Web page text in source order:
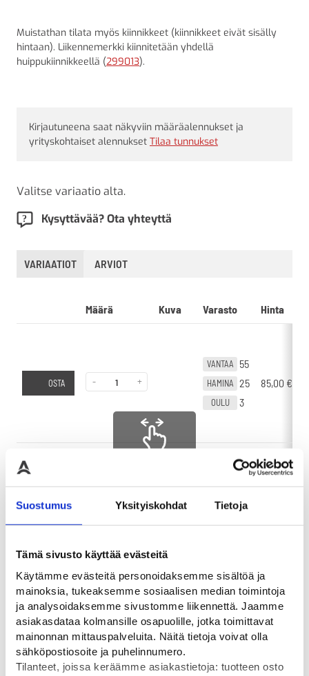
Suostumus Yksityiskohdat Tietoja
Tämä sivusto käyttää evästeitä
Käytämme evästeitä personoidaksemme sisältöä ja
mainoksia, tukeaksemme sosiaalisen median toimintoja
ja analysoidaksemme sivustomme liikennettä. Jaamme
asiakasdataa kolmansille osapuolille, jotka toimittavat
mainonnan mittauspalveluita. Näitä tietoja voivat olla
sähköpostiosoite ja puhelinnumero.
Tilanteet, joissa keräämme asiakastietoja: tuotteen osto
Muistathan tilata myös kiinnikkeet (kiinnikkeet eivät sisälly
hintaan). Liikennemerkki kiinnitetään yhdellä
huippukiinnikkeellä (299013).
Kirjautuneena saat näkyviin määräalennukset ja
yrityskohtaiset alennukset Tilaa tunnukset
Valitse variaatio alta.
Kysyttävää? Ota yhteyttä
VARIAATIOT ARVIOT
Määrä Kuva Varasto Hinta
OSTA - +
VANTAA 55
HAMINA 25
OULU 3
85,00 €
OSTA + HAMINA 0
Tutustu myös